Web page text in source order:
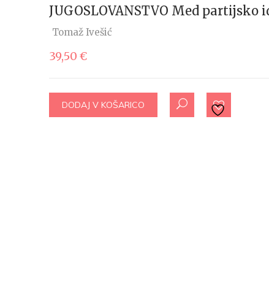
JUGOSLOVANSTVO Med
Tomaž Ivešić
39,50€
DODAJ V KOŠARICO